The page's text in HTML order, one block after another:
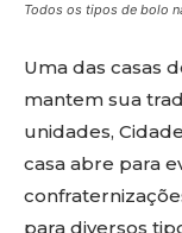
Todos os tipos de bolo
Uma das casas
mantem sua
unidades,
casa abre para
para diversos